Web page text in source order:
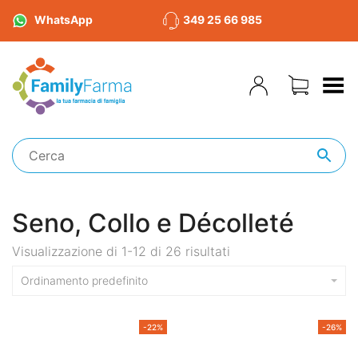
WhatsApp 349 25 66 985
Toggle Menu
Seno, Collo e Décolleté
Visualizzazione di 1-12 di 26 risultati
Ordinamento predefinito
-22% -26%